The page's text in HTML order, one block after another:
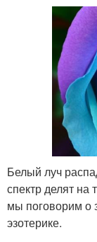
Белый луч
спектр делят на
мы поговорим о
эзотерике.